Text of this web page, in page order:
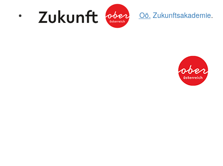
Oö. Zukunftsakademie.